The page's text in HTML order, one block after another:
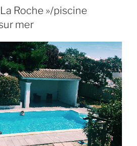
Roche »/piscine
mer